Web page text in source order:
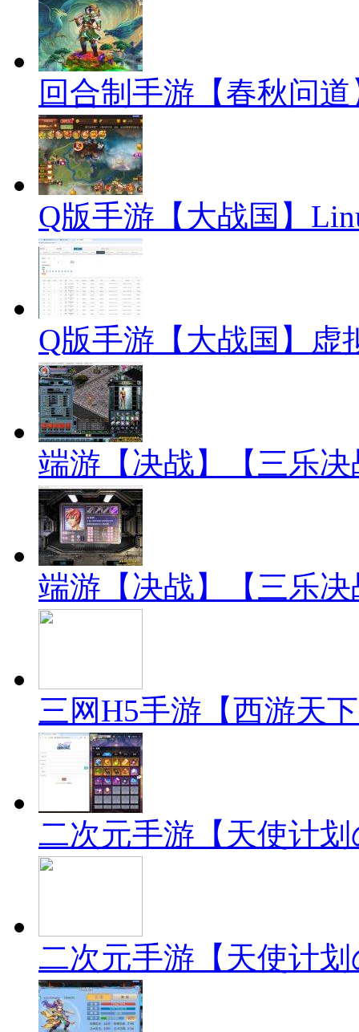
回合制手游【春秋问
Q版手游【大战国】
Q版手游【大战国】虚
端游【决战】【三乐
端游【决战】【三乐
三网H5手游【西游天
二次元手游【天使计
二次元手游【天使计